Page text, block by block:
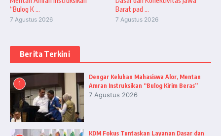
“Bulog K ...
7 Agustus 2026
Barat pad ...
7 Agustus 2026
Berita Terkini
1
Dengar Keluhan Mahasiswa Alor, Mentan
Amran Instruksikan “Bulog Kirim Beras”
7 Agustus 2026
KDM Fokus Tuntaskan Layanan Dasar dan